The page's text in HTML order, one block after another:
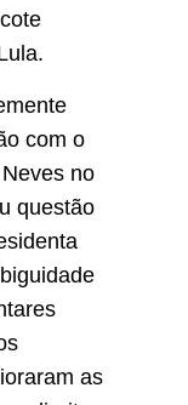
com o
no
questão
as